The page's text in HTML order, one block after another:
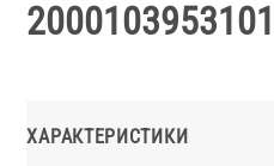
ХАРАКТЕРИСТИКИ